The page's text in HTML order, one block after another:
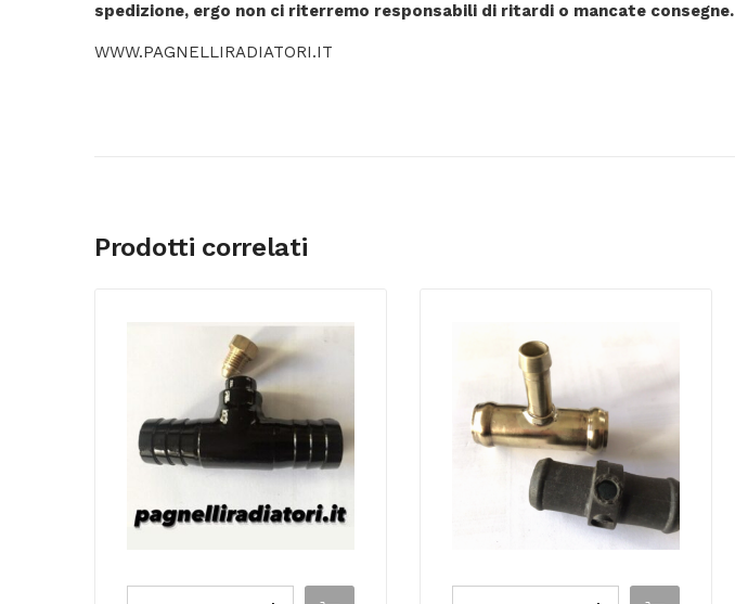
spedizione, ergo non ci riterremo responsabili di ritardi o mancate consegne.
WWW.PAGNELLIRADIATORI.IT
Prodotti correlati